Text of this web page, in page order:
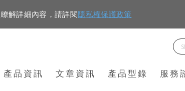
解詳細內容，請詳閱隱私權保護政策
產品資訊 文章資訊 產品型錄 服務